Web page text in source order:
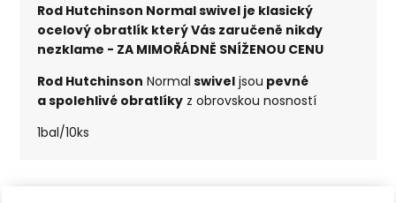
Rod Hutchinson Normal swivel je klasický
ocelový obratlík který Vás zaručeně nikdy
nezklame - ZA MIMOŘÁDNĚ SNÍŽENOU CENU
Rod Hutchinson Normal swivel jsou pevné
a spolehlivé obratlíky z obrovskou nosností
1bal/10ks